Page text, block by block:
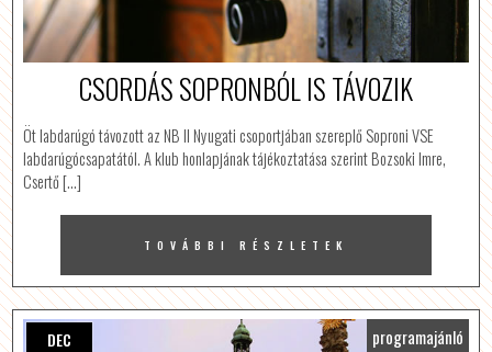
CSORDÁS SOPRONBÓL IS TÁVOZIK
Öt labdarúgó távozott az NB II Nyugati csoportjában szereplő Soproni VSE
labdarúgócsapatától. A klub honlapjának tájékoztatása szerint Bozsoki Imre,
Csertő […]
TOVÁBBI RÉSZLETEK
DEC
programajánló